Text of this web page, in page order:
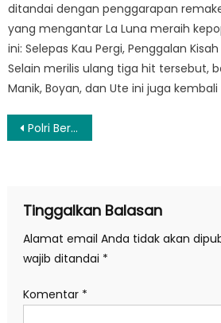
ditandai dengan penggarapan
yang mengantar La Luna meraih
ini: Selepas Kau Pergi, Penggalan
Selain merilis ulang tiga hit tersebut,
Manik, Boyan, dan Ute ini juga kembali
Navigasi
Polri Beri 3.000 Paket Sembako Bantu Ringankan Korban Gempa Cianjur
Tinggalkan Balasan
Alamat email Anda tidak akan
wajib ditandai *
Komentar *